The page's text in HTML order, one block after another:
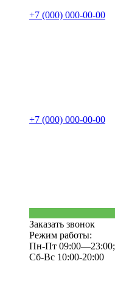
+7 (000) 000-00-00
+7 (000) 000-00-00
Заказать звонок
Режим работы:
Пн-Пт 09:00—23:00;
Сб-Вс 10:00-20:00